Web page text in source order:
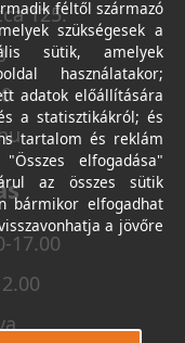
125.
17.00
féltől származó
szükségesek a
sütik, amelyek
használatakor;
adatok előállítására
a statisztikákról; és
tartalom és reklám
elfogadása"
az összes sütik
bármikor elfogadhat
a jövőre